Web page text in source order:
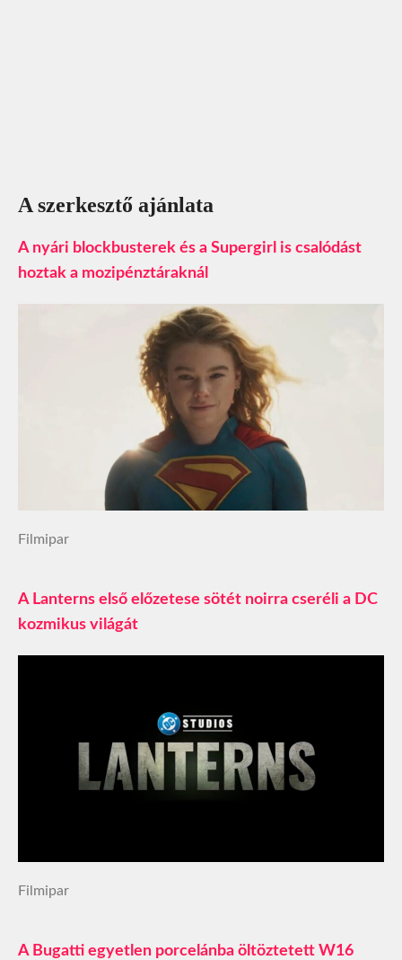
A szerkesztő ajánlata
A nyári blockbusterek és a Supergirl is csalódást
hoztak a mozipénztáraknál
Filmipar
A Lanterns első előzetese sötét noirra cseréli a DC
kozmikus világát
Filmipar
A Bugatti egyetlen porcelánba öltöztetett W16